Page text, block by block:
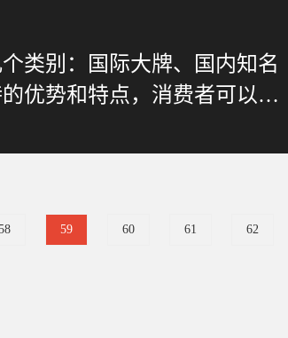
类别：国际大牌、国内知名
优势和特点，消费者可以根
59 60 61 62